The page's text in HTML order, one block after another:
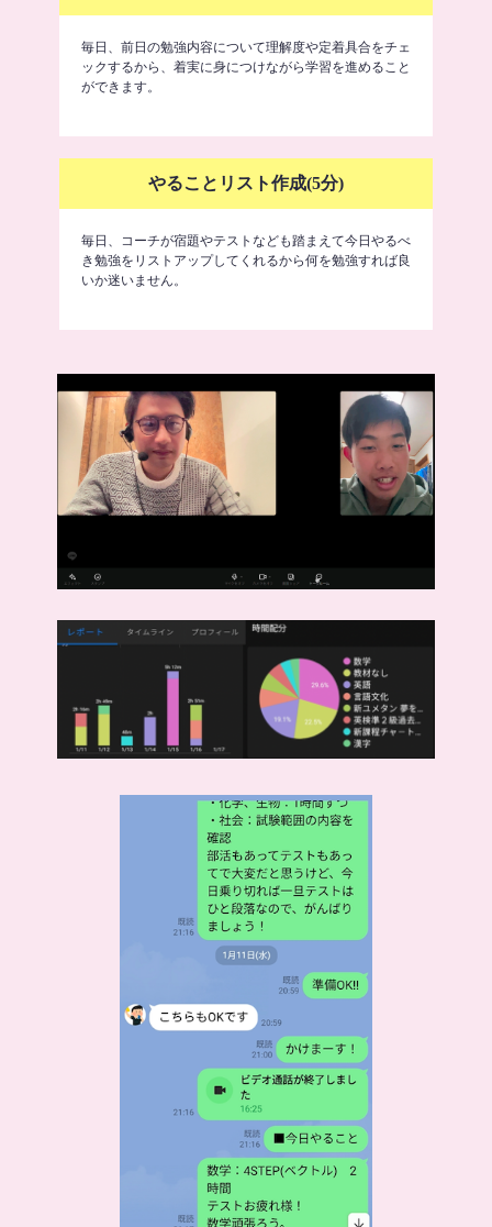
毎日、前日の勉強内容について理解度や定着具合をチェ
ックするから、着実に身につけながら学習を進めること
ができます。
やることリスト作成(5分)
毎日、コーチが宿題やテストなども踏まえて今日やるべ
き勉強をリストアップしてくれるから何を勉強すれば良
いか迷いません。